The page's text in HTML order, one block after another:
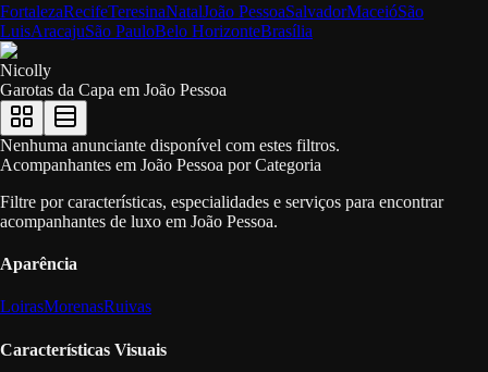
FortalezaRecifeTeresinaNatalJoão PessoaSalvadorMaceióSão
LuisAracajuSão PauloBelo HorizonteBrasília
Nicolly
Garotas da Capa em João Pessoa
Nenhuma anunciante disponível com estes filtros.
Acompanhantes em João Pessoa por Categoria
Filtre por características, especialidades e serviços para encontrar
acompanhantes de luxo em João Pessoa.
Aparência
LoirasMorenasRuivas
Características Visuais